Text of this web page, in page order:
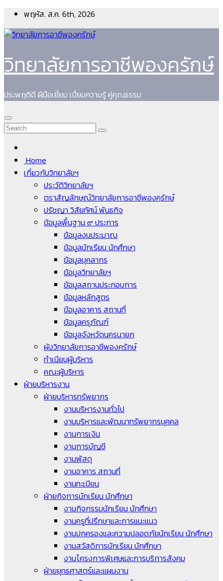
Skip
to
content
พฤหัส. ส.ค. 6th, 2026
วิทยาลัยการอาชีพองครักษ์
ประพฤติดี ฝีมือเยี่ยม เปี่ยมความรู้ คู่คุณธรรม
Home
เกี่ยวกับวิทยาลัยฯ
ประวัติวิทยาลัยฯ
ตราสัญลักษณ์วิทยาลัยการอาชีพองครักษ์
ปรัชญา วิสัยทัศน์ พันธกิจ
ข้อมูลพื้นฐาน ๙ ประการ
ข้อมูลงบประมาณ
ข้อมูลนักเรียน นักศึกษา
ข้อมูลบุคลากร
ข้อมูลวิทยาลัยฯ
ข้อมูลสถานประกอบการ
ข้อมูลหลักสูตร
ข้อมูลอาคาร สถานที่
ข้อมูลครุภัณฑ์
ข้อมูลจังหวัดนครนายก
ผังวิทยาลัยการอาชีพองครักษ์
ทำเนียบผู้บริหาร
คณะผู้บริหาร
ฝ่ายบริหารงาน
ฝ่ายบริหารทรัพยากร
งานบริหารงานทั่วไป
งานบริหารและพัฒนาทรัพยากรบุคคล
งานการเงิน
งานการบัญชี
งานพัสดุ
งานอาคาร สถานที่
งานทะเบียน
ฝ่ายกิจการนักเรียน นักศึกษา
งานกิจกรรมนักเรียน นักศึกษา
งานครูที่ปรึกษาและการแนะแนว
งานปกครองและความปลอดภัยนักเรียน นักศึกษา
งานสวัสดิการนักเรียน นักศึกษา
งานโครงการพิเศษและการบริการสังคม
ฝ่ายยุทธศาสตร์และแผนงาน